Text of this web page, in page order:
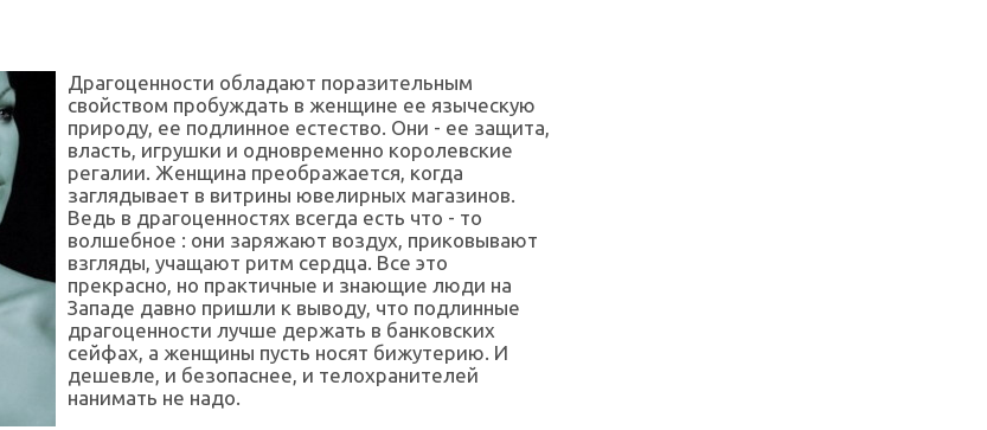
Драгоценности обладают поразительным
свойством пробуждать в женщине ее языческую
природу, ее подлинное естество. Они - ее защита,
власть, игрушки и одновременно королевские
регалии. Женщина преображается, когда
заглядывает в витрины ювелирных магазинов.
Ведь в драгоценностях всегда есть что - то
волшебное : они заряжают воздух, приковывают
взгляды, учащают ритм сердца. Все это
прекрасно, но практичные и знающие люди на
Западе давно пришли к выводу, что подлинные
драгоценности лучше держать в банковских
сейфах, а женщины пусть носят бижутерию. И
дешевле, и безопаснее, и телохранителей
нанимать не надо.